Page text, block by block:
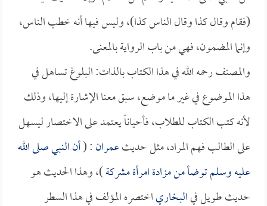
(فقام وقال كذا وقال الناس كذا)، وليس فيها أنه خطب الناس،
وإنما المضمون، فهي من باب الرواية بالمعنى.
والمصنف رحمه الله في هذا الكتاب بالذات: البلوغ تساهل في
هذا الموضوع في غير ما موضع، سبق معنا الإشارة إليها، وذلك
لأنه كتب الكتاب للطلاب، فأحياناً يعتمد على الاختصار ليسهل
على الطالب فهم المراد، مثل حديثعمران: (أن النبي صلى الله
عليه وسلم توضأ من مزادة امرأة مشركة)، وهذا الحديث هو
حديث طويل فيالبخارياختصره المؤلف في هذا السطر